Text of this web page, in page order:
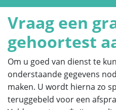
Vraag een
gehoortest
Om u goed van dienst te
onderstaande gegevens
maken. U wordt hierna zo
teruggebeld voor een